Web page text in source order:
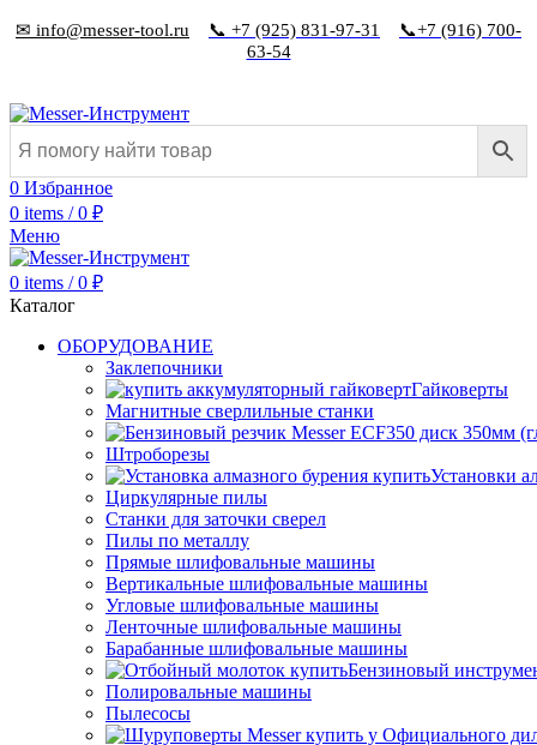
✉ info@messer-tool.ru 📞 +7 (925) 831-97-31
📞+7 (916) 700-
63-54
0 Избранное
0 items / 0 ₽
Меню
0 items / 0 ₽
Каталог
ОБОРУДОВАНИЕ
Заклепочники
Гайковерты
Магнитные сверлильные станки
Штроборезы
Установки
Циркулярные пилы
Станки для заточки сверел
Пилы по металлу
Прямые шлифовальные машины
Вертикальные шлифовальные машины
Угловые шлифовальные машины
Ленточные шлифовальные машины
Барабанные шлифовальные машины
Бензиновый
Полировальные машины
Пылесосы